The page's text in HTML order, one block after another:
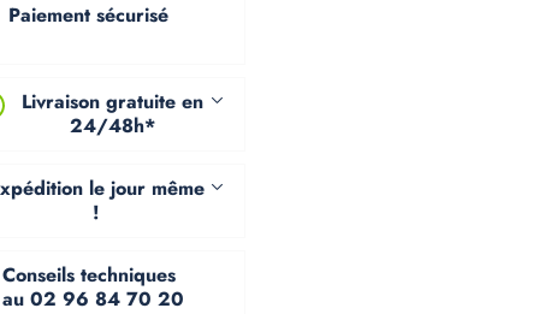
Paiement sécurisé
Livraison gratuite en
24/48h*
le jour même
!
Conseils techniques
au 02 96 84 70 20